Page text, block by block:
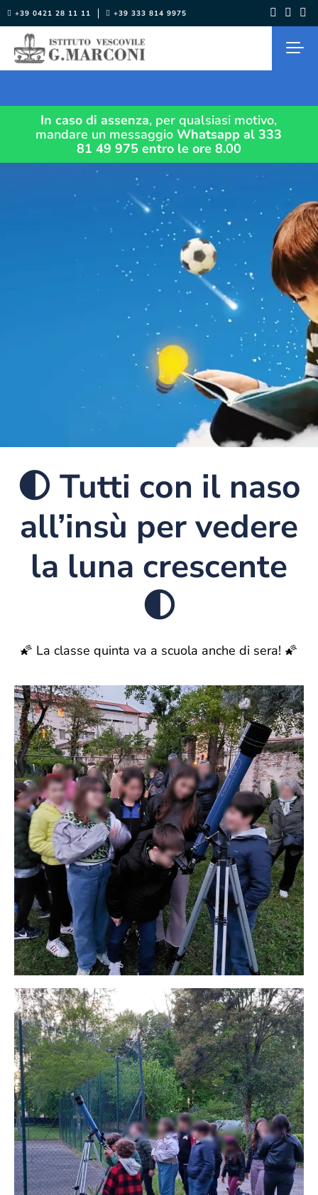
Salta
al
contenuto
+39 0421 28 11 11 +39 333 814 9975
In caso di assenza, per qualsiasi motivo,
mandare un messaggioWhatsapp al 333
81 49 975 entro le ore 8.00
🌓 Tutti con il naso
all’insù per vedere
la luna crescente
🌓
🌠 La classe quinta va a scuola anche di sera! 🌠